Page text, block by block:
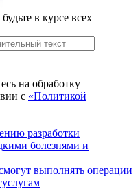
в курсе всех
на обработку
с «Политикой
разработки
болезнями и
выполнять операции